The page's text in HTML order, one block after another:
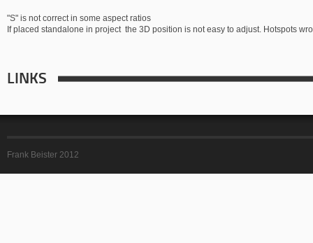
"S" is not correct in some aspect ratios
If placed standalone in project the 3D position is not easy to adjust. Hotspots
LINKS
Frank Beister 2012